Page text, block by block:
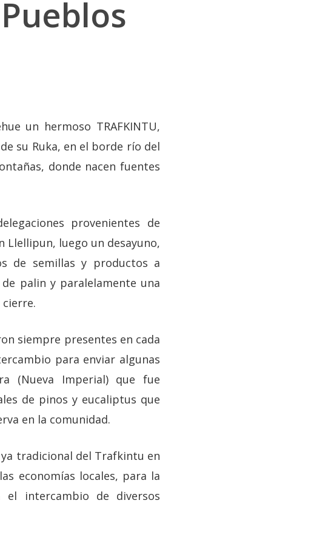
un hermoso TRAFKINTU,
su Ruka, en el borde río del
donde nacen fuentes
provenientes de
luego un desayuno,
de semillas y productos a
palin y paralelamente una
siempre presentes en cada
para enviar algunas
(Nueva Imperial) que fue
de pinos y eucaliptus que
en la comunidad.
tradicional del Trafkintu en
economías locales, para la
el intercambio de diversos